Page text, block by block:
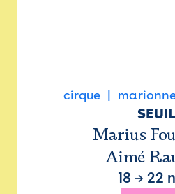
cirque
SEUIL
Marius
Aimé
18 → 22